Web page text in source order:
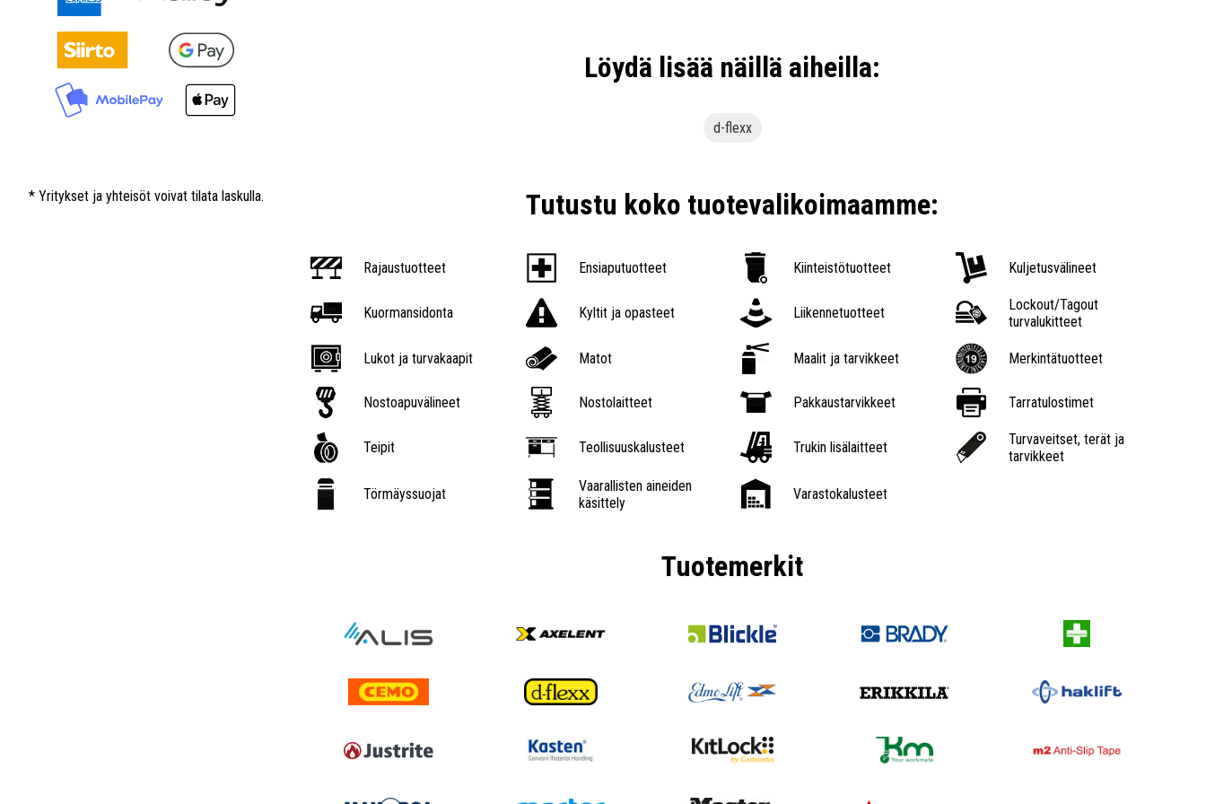
* Yritykset ja yhteisöt voivat tilata laskulla.
Löydä lisää näillä aiheilla:
d-flexx
Tutustu koko tuotevalikoimaamme:
Rajaustuotteet Ensiaputuotteet Kiinteistötuotteet Kuljetusvälineet
Kuormansidonta Kyltit ja opasteet Liikennetuotteet
Lockout/Tagout
turvalukitteet
Lukot ja turvakaapit Matot Maalit ja tarvikkeet Merkintätuotteet
Nostoapuvälineet Nostolaitteet Pakkaustarvikkeet Tarratulostimet
Teipit Teollisuuskalusteet Trukin lisälaitteet
Turvaveitset, terät ja
tarvikkeet
Törmäyssuojat
Vaarallisten aineiden
käsittely
Varastokalusteet
Tuotemerkit